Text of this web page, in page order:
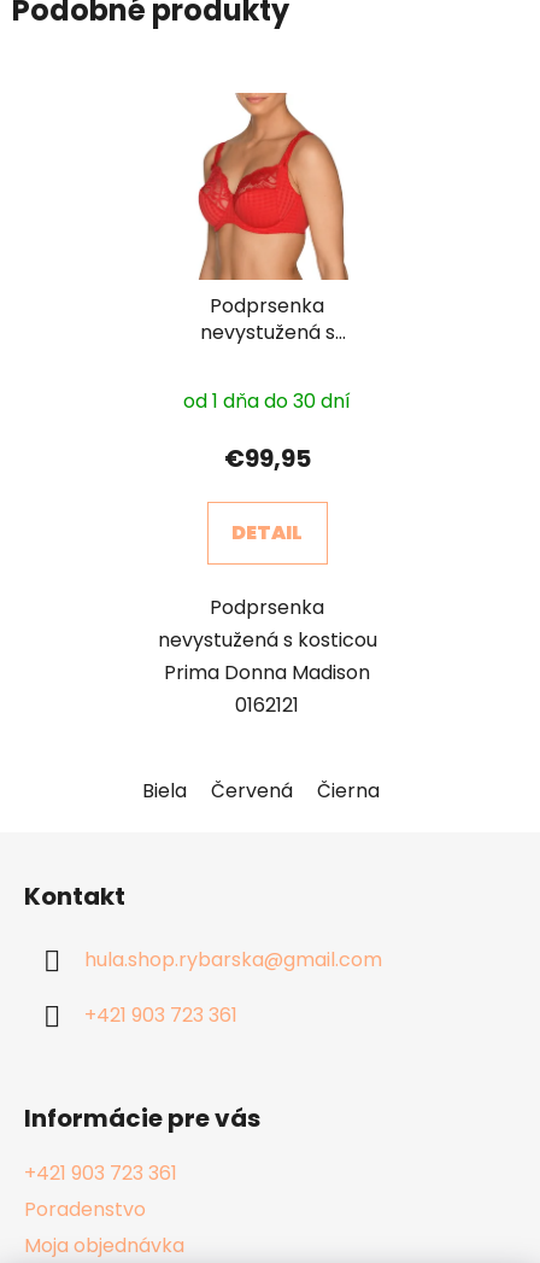
Podobné produkty
Podprsenka
nevystužená s
od 1 dňa do 30 dní
€99,95
DETAIL
Podprsenka
nevystužená s kosticou
Prima Donna Madison
0162121
Biela Červená Čierna
Kontakt
hula.shop.rybarska@gmail.com
+421 903 723 361
Informácie pre vás
+421 903 723 361
Poradenstvo
Moja objednávka